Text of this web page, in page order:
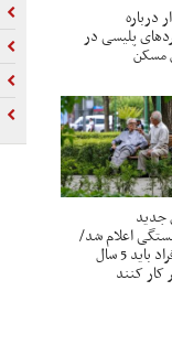
درباره
پلیسی در
جدید
اعلام شد/
این افراد باید 5 سال
کار کنند